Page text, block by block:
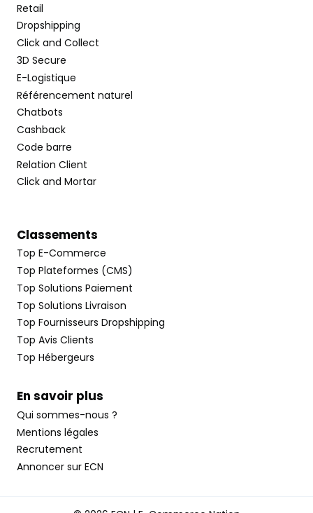
Retail
Dropshipping
Click and Collect
3D Secure
E-Logistique
Référencement naturel
Chatbots
Cashback
Code barre
Relation Client
Click and Mortar
Classements
Top E-Commerce
Top Plateformes (CMS)
Top Solutions Paiement
Top Solutions Livraison
Top Fournisseurs Dropshipping
Top Avis Clients
Top Hébergeurs
En savoir plus
Qui sommes-nous ?
Mentions légales
Recrutement
Annoncer sur ECN